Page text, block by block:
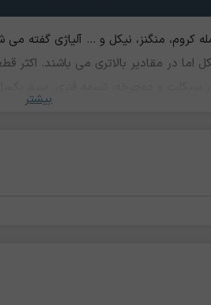
منگنز، نیکل و … آلیاژی گفته می
اما در مقادیر بالاتری می باشند.
بیشتر